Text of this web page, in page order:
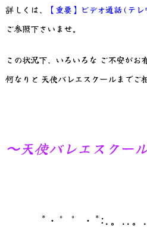
詳しくは、 【重要】ビデオ通話(テ
ご参照下さいませ。
この状況下、いろいろな ご不安がお
何なりと 天使バレエスクールまでご
〜天使バレエスクー
*・゜゜・*:.。..